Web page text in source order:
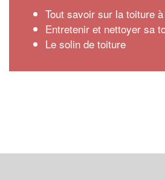
Tout savoir sur la toiture
Entretenir et nettoyer sa
Le solin de toiture